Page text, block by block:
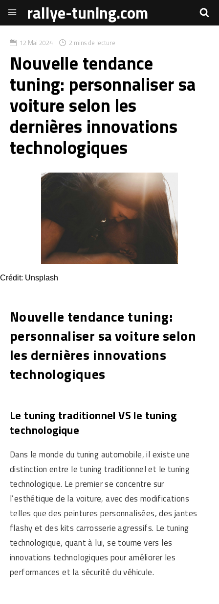
rallye-tuning.com
12 Mai 2024 2 mins de lecture
Nouvelle tendance
tuning: personnaliser sa
voiture selon les
dernières innovations
technologiques
Crédit: Unsplash
Nouvelle tendance tuning:
personnaliser sa voiture selon
les dernières innovations
technologiques
Le tuning traditionnel VS le tuning
technologique
Dans le monde du tuning automobile, il existe une
distinction entre le tuning traditionnel et le tuning
technologique. Le premier se concentre sur
l’esthétique de la voiture, avec des modifications
telles que des peintures personnalisées, des jantes
flashy et des kits carrosserie agressifs. Le tuning
technologique, quant à lui, se tourne vers les
innovations technologiques pour améliorer les
performances et la sécurité du véhicule.